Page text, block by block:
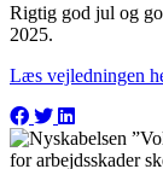
Rigtig god jul og
2025.
Læs vejledningen